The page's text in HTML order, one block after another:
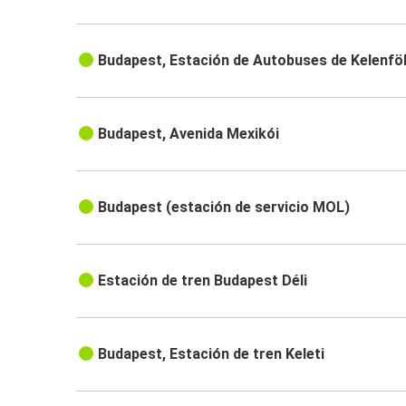
Budapest, Estación de Autobuses de
Budapest, Avenida Mexikói
Budapest (estación de servicio MOL)
Estación de tren Budapest Déli
Budapest, Estación de tren Keleti